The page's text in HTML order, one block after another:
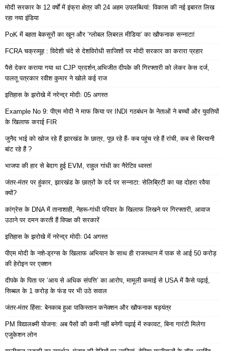
मोदी सरकार के 12 वर्षों में इंफ्रा क्षेत्र की 24 अहम उपलब्धियां: विकास की नई इबारत लिख
रहा नया इंडिया
PoK में बहता बेकसूरों का खून और ‘ग्लोबल लिबरल मीडिया’ का खौफनाक सन्नाटा!
FCRA चक्रव्यूह : विदेशी चंदे से देशविरोधी साजिशों पर मोदी सरकार का करारा प्रहार
पैसे देकर कराया गया था CJP प्रदर्शन,अभिजीत दीपके की गिरफ्तारी को लेकर केस दर्ज,
पालतू पत्रकार रवीश कुमार ने खोले कई राज
इतिहास के झरोखे में नरेन्द्र मोदीः 05 अगस्त
Example No 9: पीएम मोदी ने माफ किया पर INDI गठबंधन के नेताओं ने बच्चों और युवतियों
के खिलाफ कराई FIR
जुनैद भाई को खोज रहे हैं झारखंड के छात्र, पूछ रहे हैं- कब पहुंच रहे हैं रांची, कब से बिरयानी
बांट रहे हैं ?
भाजपा की हार से बेदाग हुई EVM, राहुल गांधी का नैरेटिव ध्वस्त!
जंतर-मंतर पर हुंकार, झारखंड के छात्रों के दर्द पर सन्नाटा: सेलिब्रिटी का यह दोहरा रवैया
क्यों?
कांग्रेस के DNA में तानाशाही, नेहरू-गांधी परिवार के खिलाफ लिखने पर गिरफ्तारी, आवाज
उठाने पर दमन करती हैं विपक्ष की सरकारें
इतिहास के झरोखे में नरेन्द्र मोदीः 04 अगस्त
पीएम मोदी के नशे-ड्रग्स के खिलाफ अभियान के साथ ही राजस्थान में पाक से आई 50 करोड़
की हेरोइन पर एक्शन
दीपके के पिता पर ‘आय से अधिक संपत्ति’ का आरोप, मामूली कमाई से USA में कैसे पढ़ाई,
सिब्बल के 1 करोड़ के फंड पर भी उठे सवाल
जंतर-मंतर हिंसा: बेनकाब हुआ पाकिस्तान कनेक्शन और खौफनाक षड्यंत्र
PM विद्यालक्ष्मी योजना: अब पैसों की कमी नहीं बनेगी पढ़ाई में रुकावट, बिना गारंटी मिलेगा
एजुकेशन लोन